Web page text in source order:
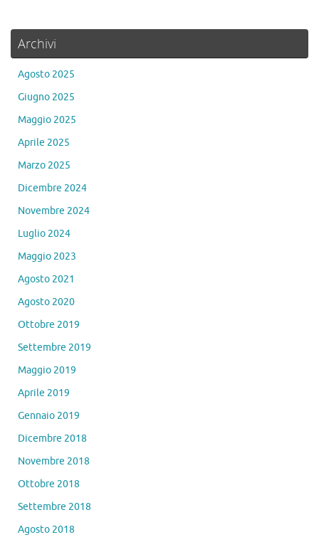
Archivi
Agosto 2025
Giugno 2025
Maggio 2025
Aprile 2025
Marzo 2025
Dicembre 2024
Novembre 2024
Luglio 2024
Maggio 2023
Agosto 2021
Agosto 2020
Ottobre 2019
Settembre 2019
Maggio 2019
Aprile 2019
Gennaio 2019
Dicembre 2018
Novembre 2018
Ottobre 2018
Settembre 2018
Agosto 2018